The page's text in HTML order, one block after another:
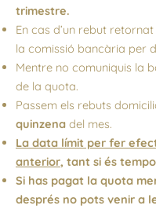
trimestre.
En cas d’un rebut
la comissió bancària per
Mentre no comuniquis la
de la quota.
Passem els rebuts
quinzena del mes.
La data límit per fer
anterior, tant si és
Si has pagat la quota
després no pots venir a